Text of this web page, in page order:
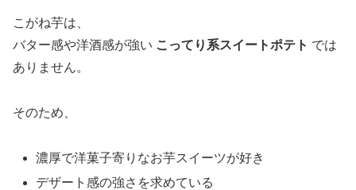
こがね芋は、
バター感や洋酒感が強い こってり系スイートポテト では
ありません。
そのため、
濃厚で洋菓子寄りなお芋スイーツが好き
デザート感の強さを求めている